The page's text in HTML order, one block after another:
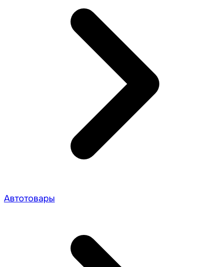
Автотовары